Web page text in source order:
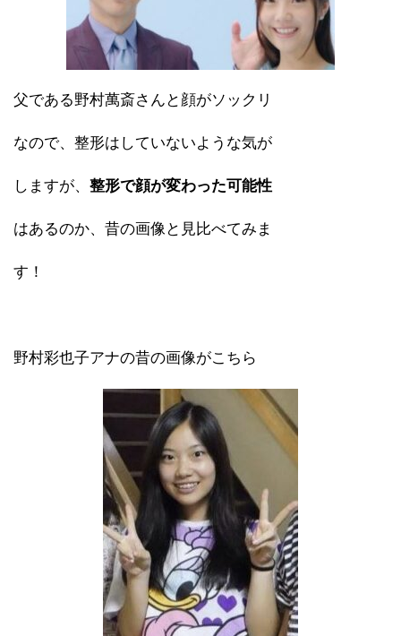
父である野村萬斎さんと顔がソックリ
なので、整形はしていないような気が
しますが、 整形で顔が変わった可能性
はあるのか、昔の画像と見比べてみま
す！
野村彩也子アナの昔の画像がこちら